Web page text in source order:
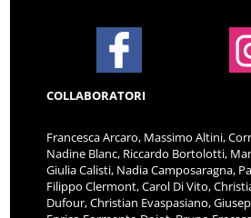
COLLABORATORI
Francesca Arcaro, Massimo Altini,
Nadine Blanc, Riccardo Bortolotti,
Giulia Calisti, Nadia Camposaragna,
Filippo Clermont, Carol Di Vito,
Dufour, Christian Evaspasiano,